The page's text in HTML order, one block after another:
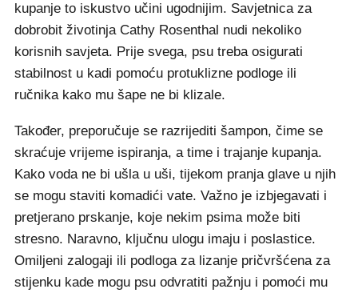
kupanje to iskustvo učini ugodnijim. Savjetnica za
dobrobit životinja Cathy Rosenthal nudi nekoliko
korisnih savjeta. Prije svega, psu treba osigurati
stabilnost u kadi pomoću protuklizne podloge ili
ručnika kako mu šape ne bi klizale.
Također, preporučuje se razrijediti šampon, čime se
skraćuje vrijeme ispiranja, a time i trajanje kupanja.
Kako voda ne bi ušla u uši, tijekom pranja glave u njih
se mogu staviti komadići vate. Važno je izbjegavati i
pretjerano prskanje, koje nekim psima može biti
stresno. Naravno, ključnu ulogu imaju i poslastice.
Omiljeni zalogaji ili podloga za lizanje pričvršćena za
stijenku kade mogu psu odvratiti pažnju i pomoći mu